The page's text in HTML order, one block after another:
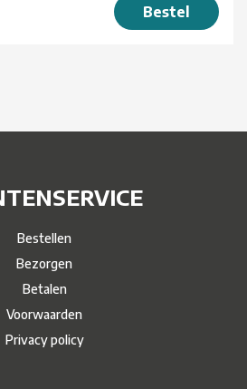
Bestel
Bestellen
Bezorgen
Betalen
Voorwaarden
Privacy policy